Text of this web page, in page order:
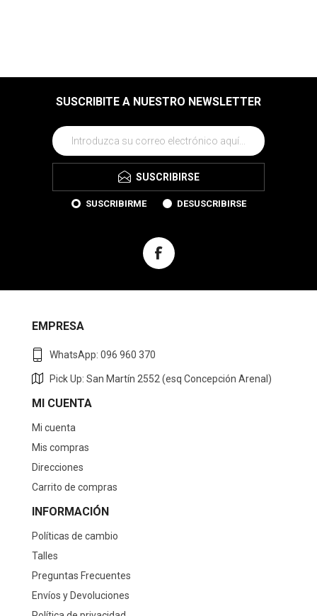
SUSCRIBITE A NUESTRO NEWSLETTER
SUSCRIBIRSE
SUSCRIBIRME DESUSCRIBIRSE
EMPRESA
WhatsApp: 096 960 370
Pick Up: San Martín 2552 (esq Concepción Arenal)
MI CUENTA
Mi cuenta
Mis compras
Direcciones
Carrito de compras
INFORMACIÓN
Políticas de cambio
Talles
Preguntas Frecuentes
Envíos y Devoluciones